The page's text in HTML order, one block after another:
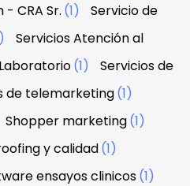
CRA Sr. (1)
Servicio de
Servicios Atención al
(1)
Servicios de
de telemarketing(1)
Shopper marketing(1)
y calidad(1)
ensayos clinicos(1)